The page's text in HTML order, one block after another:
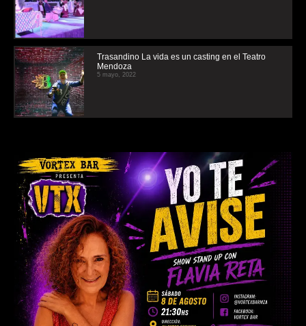
Trasandino La vida es un casting en el Teatro
Mendoza
5 mayo, 2022